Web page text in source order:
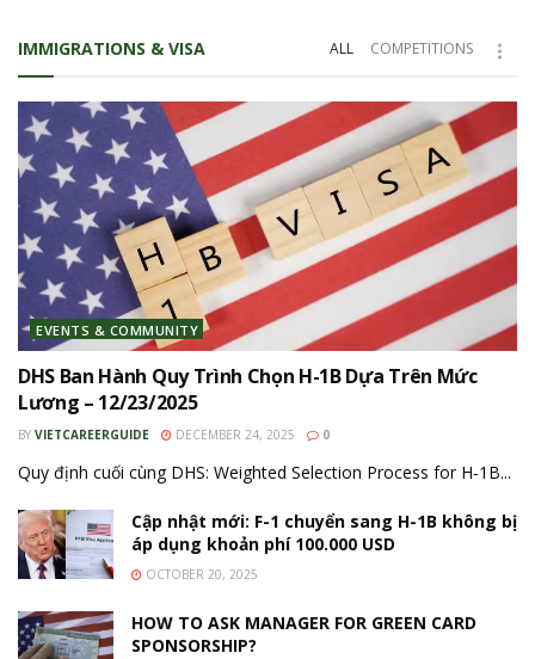
IMMIGRATIONS & VISA ALL COMPETITIONS
EVENTS & COMMUNITY
DHS Ban Hành Quy Trình Chọn H-1B Dựa Trên Mức
Lương – 12/23/2025
BY VIETCAREERGUIDE DECEMBER 24, 2025 0
Quy định cuối cùng DHS: Weighted Selection Process for H‑1B...
Cập nhật mới: F-1 chuyển sang H-1B không bị
áp dụng khoản phí 100.000 USD
OCTOBER 20, 2025
HOW TO ASK MANAGER FOR GREEN CARD
SPONSORSHIP?